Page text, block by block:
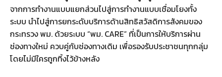
จากการทำงานแบบแยกส่วนไปสู่การทำงานแบบเชื่อมโยงทั้ง
ระบบ นำไปสู่การยกระดับบริการด้านสิทธิสวัสดิการสังคมของ
กระทรวง พม. ด้วยระบบ “พม. CARE” ที่เป็นการให้บริการผ่าน
ช่องทางใหม่ ควบคู่กับช่องทางเดิม เพื่อรองรับประชาชนทุกกลุ่ม
โดยไม่มีใครถูกทิ้งไว้ข้างหลัง